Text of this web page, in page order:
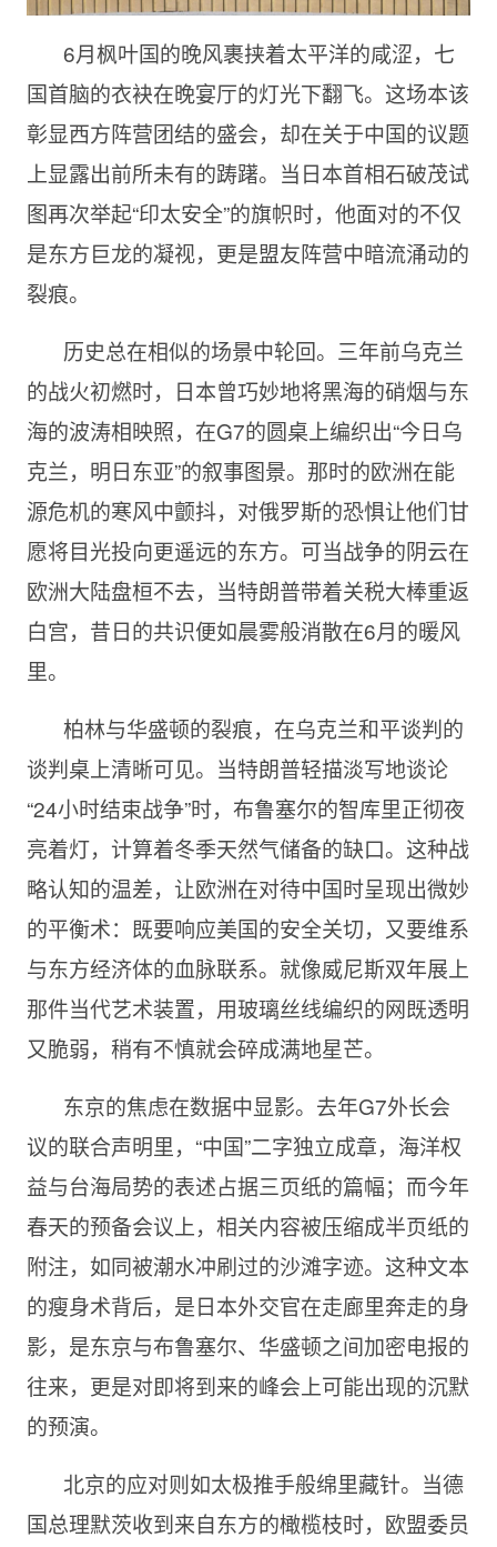
6月枫叶国的晚风裹挟着太平洋的咸涩，七
国首脑的衣袂在晚宴厅的灯光下翻飞。这场本该
彰显西方阵营团结的盛会，却在关于中国的议题
上显露出前所未有的踌躇。当日本首相石破茂试
图再次举起“印太安全”的旗帜时，他面对的不仅
是东方巨龙的凝视，更是盟友阵营中暗流涌动的
裂痕。
历史总在相似的场景中轮回。三年前乌克兰
的战火初燃时，日本曾巧妙地将黑海的硝烟与东
海的波涛相映照，在G7的圆桌上编织出“今日乌
克兰，明日东亚”的叙事图景。那时的欧洲在能
源危机的寒风中颤抖，对俄罗斯的恐惧让他们甘
愿将目光投向更遥远的东方。可当战争的阴云在
欧洲大陆盘桓不去，当特朗普带着关税大棒重返
白宫，昔日的共识便如晨雾般消散在6月的暖风
里。
柏林与华盛顿的裂痕，在乌克兰和平谈判的
谈判桌上清晰可见。当特朗普轻描淡写地谈论
“24小时结束战争”时，布鲁塞尔的智库里正彻夜
亮着灯，计算着冬季天然气储备的缺口。这种战
略认知的温差，让欧洲在对待中国时呈现出微妙
的平衡术：既要响应美国的安全关切，又要维系
与东方经济体的血脉联系。就像威尼斯双年展上
那件当代艺术装置，用玻璃丝线编织的网既透明
又脆弱，稍有不慎就会碎成满地星芒。
东京的焦虑在数据中显影。去年G7外长会
议的联合声明里，“中国”二字独立成章，海洋权
益与台海局势的表述占据三页纸的篇幅；而今年
春天的预备会议上，相关内容被压缩成半页纸的
附注，如同被潮水冲刷过的沙滩字迹。这种文本
的瘦身术背后，是日本外交官在走廊里奔走的身
影，是东京与布鲁塞尔、华盛顿之间加密电报的
往来，更是对即将到来的峰会上可能出现的沉默
的预演。
北京的应对则如太极推手般绵里藏针。当德
国总理默茨收到来自东方的橄榄枝时，欧盟委员